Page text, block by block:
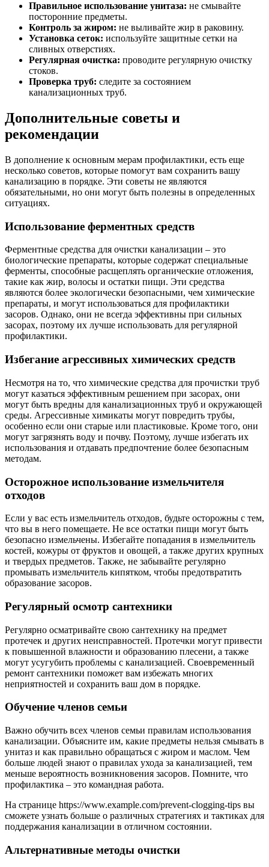
Правильное использование унитаза: не смывайте
посторонние предметы.
Контроль за жиром: не выливайте жир в раковину.
Установка сеток: используйте защитные сетки на
сливных отверстиях.
Регулярная очистка: проводите регулярную очистку
стоков.
Проверка труб: следите за состоянием
канализационных труб.
Дополнительные советы и
рекомендации
В дополнение к основным мерам профилактики, есть еще
несколько советов, которые помогут вам сохранить вашу
канализацию в порядке. Эти советы не являются
обязательными, но они могут быть полезны в определенных
ситуациях.
Использование ферментных средств
Ферментные средства для очистки канализации – это
биологические препараты, которые содержат специальные
ферменты, способные расщеплять органические отложения,
такие как жир, волосы и остатки пищи. Эти средства
являются более экологически безопасными, чем химические
препараты, и могут использоваться для профилактики
засоров. Однако, они не всегда эффективны при сильных
засорах, поэтому их лучше использовать для регулярной
профилактики.
Избегание агрессивных химических средств
Несмотря на то, что химические средства для прочистки труб
могут казаться эффективным решением при засорах, они
могут быть вредны для канализационных труб и окружающей
среды. Агрессивные химикаты могут повредить трубы,
особенно если они старые или пластиковые. Кроме того, они
могут загрязнять воду и почву. Поэтому, лучше избегать их
использования и отдавать предпочтение более безопасным
методам.
Осторожное использование измельчителя
отходов
Если у вас есть измельчитель отходов, будьте осторожны с тем,
что вы в него помещаете. Не все остатки пищи могут быть
безопасно измельчены. Избегайте попадания в измельчитель
костей, кожуры от фруктов и овощей, а также других крупных
и твердых предметов. Также, не забывайте регулярно
промывать измельчитель кипятком, чтобы предотвратить
образование засоров.
Регулярный осмотр сантехники
Регулярно осматривайте свою сантехнику на предмет
протечек и других неисправностей. Протечки могут привести
к повышенной влажности и образованию плесени, а также
могут усугубить проблемы с канализацией. Своевременный
ремонт сантехники поможет вам избежать многих
неприятностей и сохранить ваш дом в порядке.
Обучение членов семьи
Важно обучить всех членов семьи правилам использования
канализации. Объясните им, какие предметы нельзя смывать в
унитаз и как правильно обращаться с жиром и маслом. Чем
больше людей знают о правилах ухода за канализацией, тем
меньше вероятность возникновения засоров. Помните, что
профилактика – это командная работа.
На странице https://www.example.com/prevent-clogging-tips вы
сможете узнать больше о различных стратегиях и тактиках для
поддержания канализации в отличном состоянии.
Альтернативные методы очистки